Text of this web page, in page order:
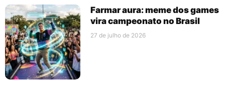
Farmar aura: meme dos games
vira campeonato no Brasil
27 de julho de 2026